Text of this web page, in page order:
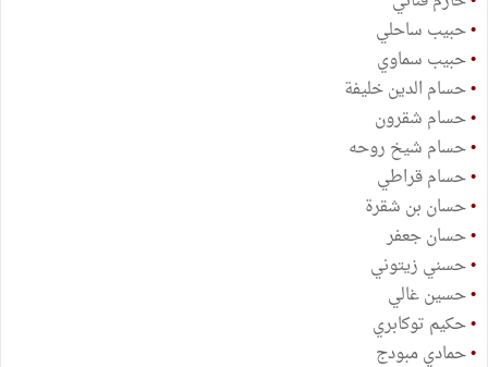
•حبيب ساحلي
•حبيب سماوي
•حسام الدين خليفة
•حسام شقرون
•حسام شيخ روحه
•حسام قراطي
•حسان بن شقرة
•حسان جعفر
•حسني زيتوني
•حسين غالي
•حكيم توكابري
•حمادي مبودج